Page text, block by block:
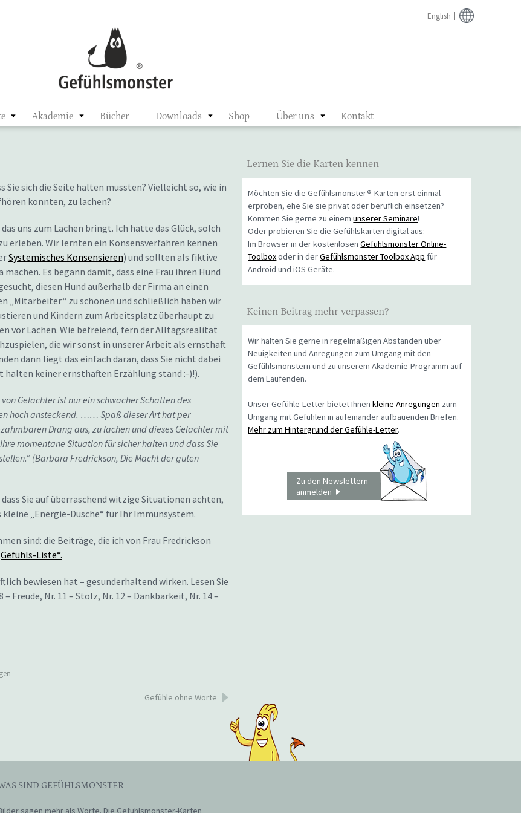
Akademie Bücher Downloads Shop Über uns Kontakt
English
sich die Seite halten mussten? Vielleicht so, wie in
konnten, zu lachen?
uns zum Lachen bringt. Ich hatte das Glück, solch
erleben. Wir lernten ein Konsensverfahren kennen
Systemisches Konsensieren) und sollten als fiktive
Es begann damit, dass eine Frau ihren Hund
diesen Hund außerhalb der Firma an einen
„Mitarbeiter“ zu schonen und schließlich haben wir
und Kindern zum Arbeitsplatz überhaupt zu
vor Lachen. Wie befreiend, fern der Alltagsrealität
die wir sonst in unserer Arbeit als ernsthaft
dann liegt das einfach daran, dass Sie nicht dabei
keiner ernsthaften Erzählung stand :-)!).
Gelächter ist nur ein schwacher Schatten des
hoch ansteckend. …… Spaß dieser Art hat per
Drang aus, zu lachen und dieses Gelächter mit
momentane Situation für sicher halten und dass Sie
(Barbara Fredrickson, Die Macht der guten
Sie auf überraschend witzige Situationen achten,
kleine „Energie-Dusche“ für Ihr Immunsystem.
sind: die Beiträge, die ich von Frau Fredrickson
Liste“.
bewiesen hat – gesunderhaltend wirken. Lesen Sie
Freude, Nr. 11 – Stolz, Nr. 12 – Dankbarkeit, Nr. 14 –
Gefühle ohne Worte
Lernen Sie die Karten kennen
Möchten Sie die Gefühlsmonster®-Karten erst einmal
erproben, ehe Sie sie privat oder beruflich einsetzen?
Kommen Sie gerne zu einemunserer Seminare!
Oder probieren Sie die Gefühlskarten digital aus:
Im Browser in der kostenlosenGefühlsmonster Online-
Toolboxoder in derGefühlsmonster Toolbox App für
Android und iOS Geräte.
Keinen Beitrag mehr verpassen?
Wir halten Sie gerne in regelmäßigen Abständen über
Neuigkeiten und Anregungen zum Umgang mit den
Gefühlsmonstern und zu unserem Akademie-Programm auf
dem Laufenden.
Unser Gefühle-Letter bietet Ihnenkleine Anregungen zum
Umgang mit Gefühlen in aufeinander aufbauenden Briefen.
Mehr zum Hintergrund der Gefühle-Letter.
Zu den Newslettern
anmelden
SIND GEFÜHLSMONSTER
sagen mehr als Worte. Die Gefühlsmonster-Karten